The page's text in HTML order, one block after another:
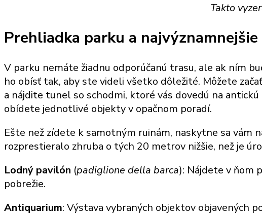
Takto
Prehliadka parku a
V parku nemáte žiadnu odporúčanú trasu, ale ak ním
ho obísť tak, aby ste videli všetko dôležité. Môžete
a nájdite tunel so schodmi, ktoré vás dovedú na
obídete jednotlivé objekty v opačnom poradí.
Ešte než zídete k samotným ruinám, naskytne sa vám
rozprestieralo zhruba o tých 20 metrov nižšie, než je
Lodný pavilón (padiglione della barca): Nájdete v ňom
pobrežie.
Antiquarium: Výstava vybraných objektov objavených